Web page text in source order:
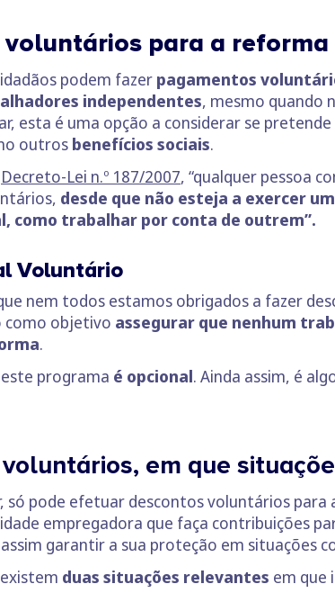
voluntários para a reforma
podem fazer pagamentos
independentes, mesmo quando
esta é uma opção a considerar se
outros benefícios sociais.
Decreto-Lei n.º 187/2007, “qualquer pessoa
desde que não esteja a exercer
como trabalhar por conta de outrem”.
Voluntário
nem todos estamos obrigados a fazer
como objetivo assegurar que nenhum
.
programa é opcional. Ainda assim, é
em que
só pode efetuar descontos voluntários para
empregadora que faça contribuições
garantir a sua proteção em situações
duas situações relevantes em que